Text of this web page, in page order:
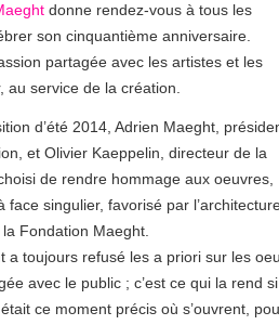
donne rendez-vous à tous les
son cinquantième anniversaire.
partagée avec les artistes et les
au service de la création.
d’été 2014, Adrien Maeght,
et Olivier Kaeppelin, directeur de la
de rendre hommage aux oeuvres,
face singulier, favorisé par
Fondation Maeght.
a toujours refusé les a priori sur les
avec le public ; c’est ce qui la rend
ce moment précis où s’ouvrent,